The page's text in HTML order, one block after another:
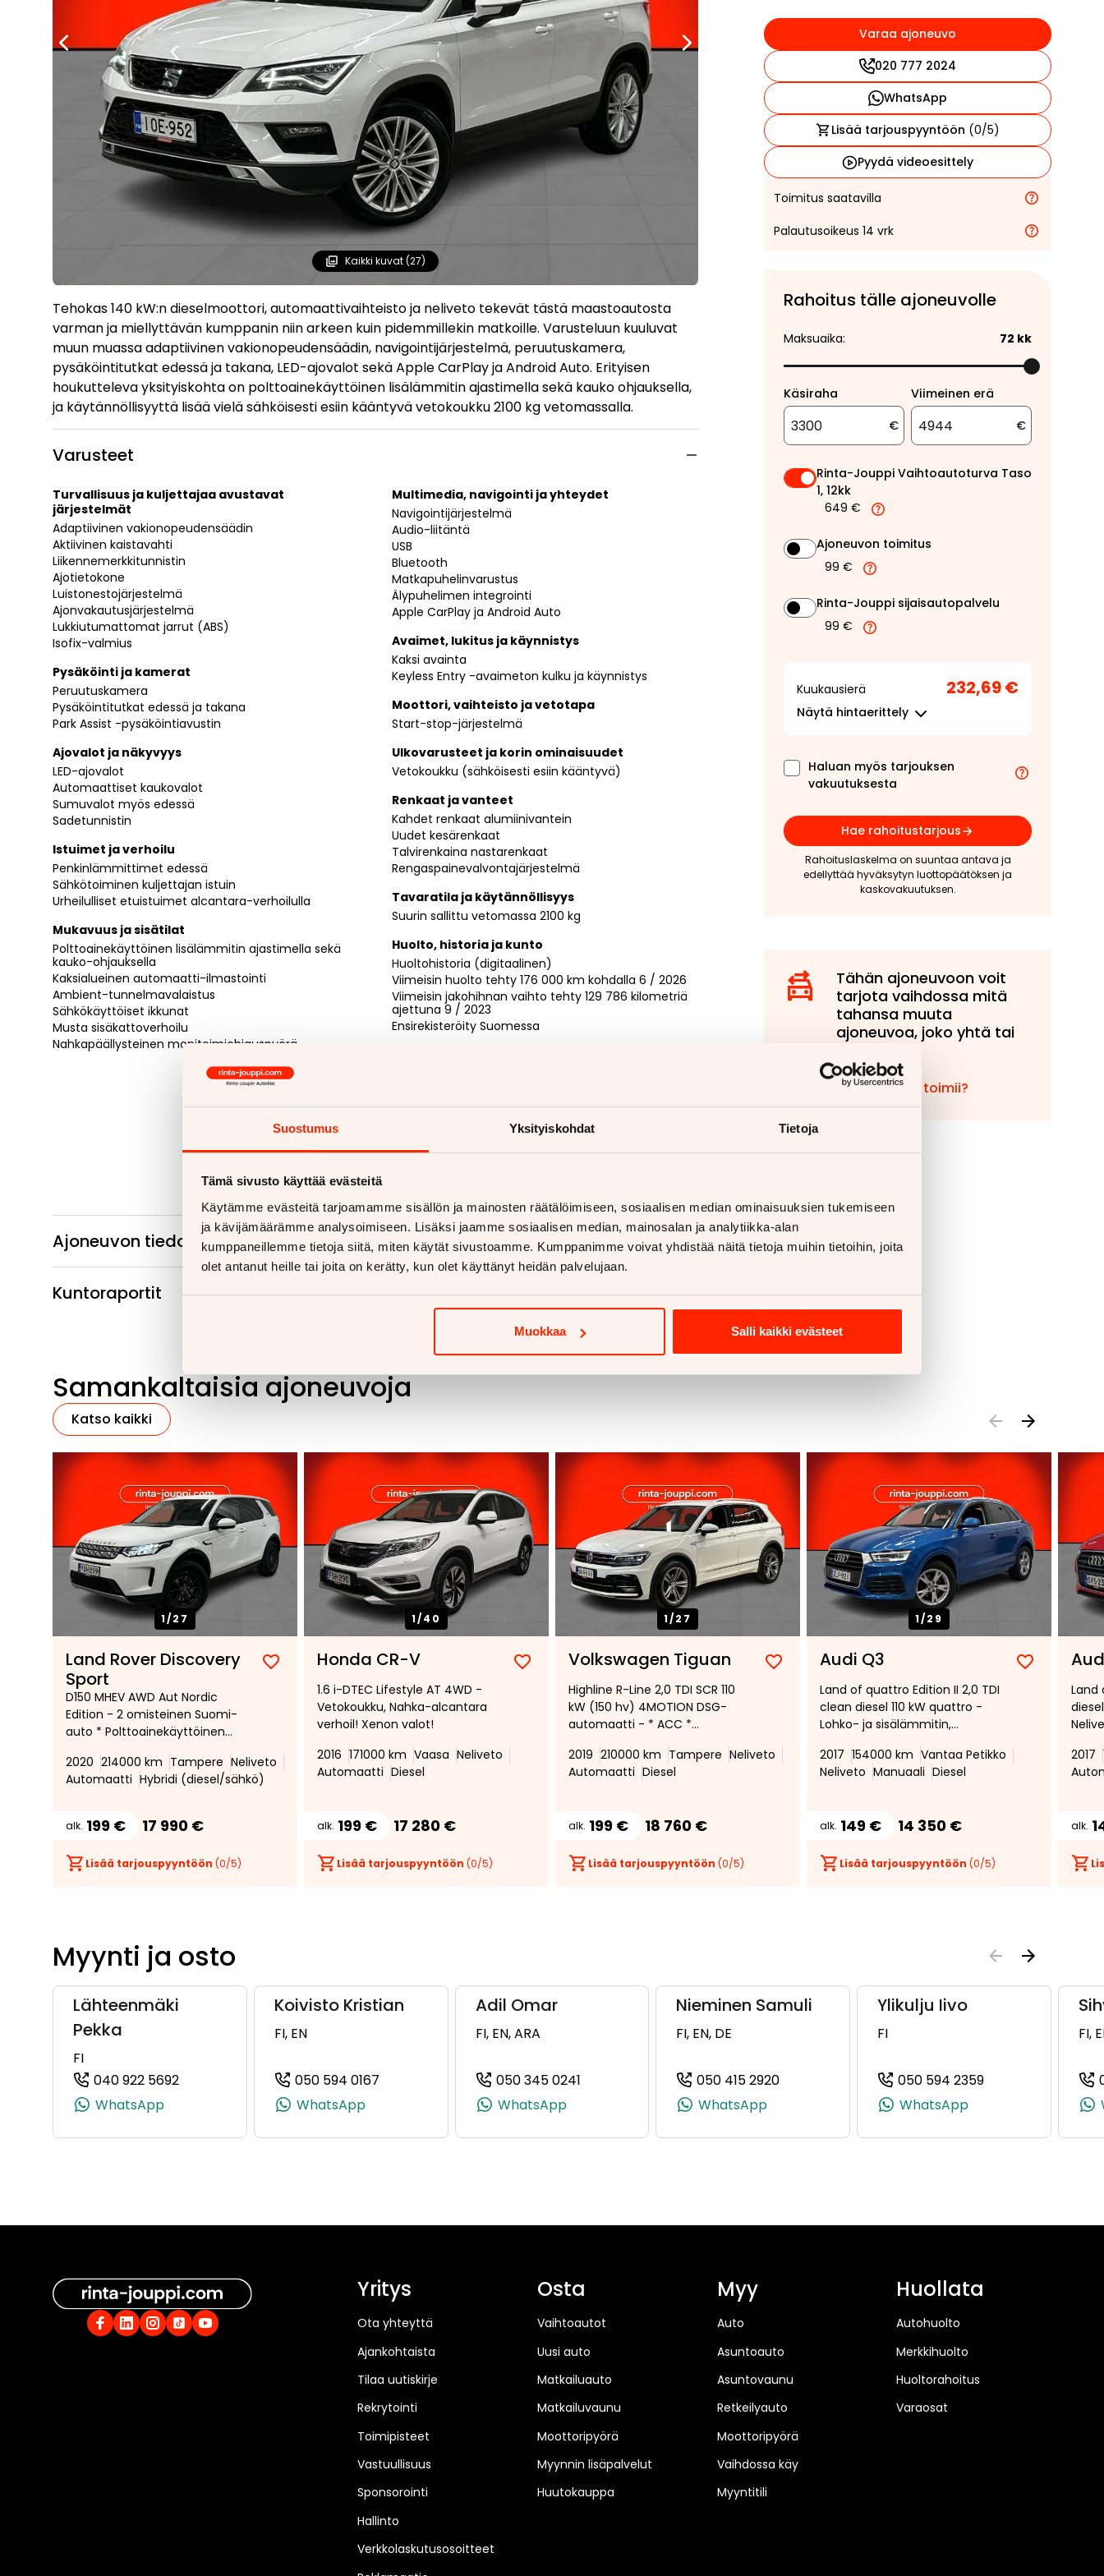
Suostumus Yksityiskohdat Tietoja
Tämä sivusto käyttää evästeitä
Käytämme evästeitä tarjoamamme sisällön ja mainosten räätälöimiseen, sosiaalisen median ominaisuuksien tukemiseen
ja kävijämäärämme analysoimiseen. Lisäksi jaamme sosiaalisen median, mainosalan ja analytiikka-alan
kumppaneillemme tietoja siitä, miten käytät sivustoamme. Kumppanimme voivat yhdistää näitä tietoja muihin tietoihin, joita
olet antanut heille tai joita on kerätty, kun olet käyttänyt heidän palvelujaan.
Muokkaa Salli kaikki evästeet
Kaikki kuvat (27)
Tehokas 140 kW:n dieselmoottori, automaattivaihteisto ja neliveto tekevät tästä maastoautosta
varman ja miellyttävän kumppanin niin arkeen kuin pidemmillekin matkoille. Varusteluun kuuluvat
muun muassa adaptiivinen vakionopeudensäädin, navigointijärjestelmä, peruutuskamera,
pysäköintitutkat edessä ja takana, LED-ajovalot sekä Apple CarPlay ja Android Auto. Erityisen
houkutteleva yksityiskohta on polttoainekäyttöinen lisälämmitin ajastimella sekä kauko ohjauksella,
ja käytännöllisyyttä lisää vielä sähköisesti esiin kääntyvä vetokoukku 2100 kg vetomassalla.
Varusteet
Turvallisuus ja kuljettajaa avustavat
järjestelmät
Adaptiivinen vakionopeudensäädin
Aktiivinen kaistavahti
Liikennemerkkitunnistin
Ajotietokone
Luistonestojärjestelmä
Ajonvakautusjärjestelmä
Lukkiutumattomat jarrut (ABS)
Isofix-valmius
Pysäköinti ja kamerat
Peruutuskamera
Pysäköintitutkat edessä ja takana
Park Assist -pysäköintiavustin
Ajovalot ja näkyvyys
LED-ajovalot
Automaattiset kaukovalot
Sumuvalot myös edessä
Sadetunnistin
Istuimet ja verhoilu
Penkinlämmittimet edessä
Sähkötoiminen kuljettajan istuin
Urheilulliset etuistuimet alcantara-verhoilulla
Mukavuus ja sisätilat
Polttoainekäyttöinen lisälämmitin ajastimella sekä
kauko-ohjauksella
Kaksialueinen automaatti-ilmastointi
Ambient-tunnelmavalaistus
Sähkökäyttöiset ikkunat
Musta sisäkattoverhoilu
Nahkapäällysteinen monitoimiohjauspyörä
Multimedia, navigointi ja yhteydet
Navigointijärjestelmä
Audio-liitäntä
USB
Bluetooth
Matkapuhelinvarustus
Älypuhelimen integrointi
Apple CarPlay ja Android Auto
Avaimet, lukitus ja käynnistys
Kaksi avainta
Keyless Entry -avaimeton kulku ja käynnistys
Moottori, vaihteisto ja vetotapa
Start-stop-järjestelmä
Ulkovarusteet ja korin ominaisuudet
Vetokoukku (sähköisesti esiin kääntyvä)
Renkaat ja vanteet
Kahdet renkaat alumiinivantein
Uudet kesärenkaat
Talvirenkaina nastarenkaat
Rengaspainevalvontajärjestelmä
Tavaratila ja käytännöllisyys
Suurin sallittu vetomassa 2100 kg
Huolto, historia ja kunto
Huoltohistoria (digitaalinen)
Viimeisin huolto tehty 176 000 km kohdalla 6 / 2026
Viimeisin jakohihnan vaihto tehty 129 786 kilometriä
ajettuna 9 / 2023
Ensirekisteröity Suomessa
Myyjän yhteystiedot
Omar Adil
Ajoneuvon tiedot
Kuntoraportit
Varaa ajoneuvo
020 777 2024
WhatsApp
Lisää tarjouspyyntöön (0/5)
Pyydä videoesittely
Toimitus saatavilla
Palautusoikeus 14 vrk
Rahoitus tälle ajoneuvolle
Maksuaika: 72 kk
Käsiraha
€
Viimeinen erä
€
Rinta-Jouppi Vaihtoautoturva Taso
1, 12kk
649 €
Ajoneuvon toimitus
99 €
Rinta-Jouppi sijaisautopalvelu
99 €
Kuukausierä 232,69 €
Näytä hintaerittely
Haluan myös tarjouksen
vakuutuksesta
Hae rahoitustarjous
Rahoituslaskelma on suuntaa antava ja
edellyttää hyväksytyn luottopäätöksen ja
kaskovakuutuksen.
Tähän ajoneuvoon voit
tarjota vaihdossa mitä
tahansa muuta
ajoneuvoa, joko yhtä tai
Miten vaihto toimii?
Samankaltaisia ajoneuvoja
Katso kaikki
1/27
Land Rover Discovery
Sport
Lisää
suosikiksi
Poista
suosikeista
D150 MHEV AWD Aut Nordic
Edition - 2 omisteinen Suomi-
auto * Polttoainekäyttöinen
Vetokoukku * Peruutuskamera *
Navigointijärjestelmä * LED-
käynnistys!
2020 214000 km Tampere Neliveto
Automaatti Hybridi (diesel/sähkö)
alk. 199 € 17 990 €
Lisää tarjouspyyntöön (0/5)
1/40
Honda CR-V
Lisää
suosikiksi
Poista
suosikeista
1.6 i-DTEC Lifestyle AT 4WD -
Vetokoukku, Nahka-alcantara
verhoil! Xenon valot!
2016 171000 km Vaasa Neliveto
Automaatti Diesel
alk. 199 € 17 280 €
Lisää tarjouspyyntöön (0/5)
1/27
Volkswagen Tiguan
Lisää
suosikiksi
Poista
suosikeista
Highline R-Line 2,0 TDI SCR 110
kW (150 hv) 4MOTION DSG-
automaatti - * ACC *
Webasto * Ergo active-
kuljettajanistuin * Vetokoukku *
2019 210000 km Tampere Neliveto
Automaatti Diesel
alk. 199 € 18 760 €
Lisää tarjouspyyntöön (0/5)
1/29
Audi Q3
Lisää
suosikiksi
Poista
Land of quattro Edition II 2,0 TDI
clean diesel 110 kW quattro -
Lohko- ja sisälämmitin,
Navigointi, Tutkat, Bluetooth,
Sporttiratti
2017 154000 km Vantaa Petikko
Neliveto Manuaali Diesel
alk. 149 € 14 350 €
Lisää tarjouspyyntöön (0/5)
Land
2017
alk.
Myynti ja osto
Lähteenmäki
Pekka
FI
040 922 5692
(+358409225692, 0409225692, +358 40 922 5692)
WhatsApp
Koivisto Kristian
FI, EN
050 594 0167
(+358505940167, 0505940167, +358 50 594 0167)
WhatsApp
Adil Omar
FI, EN, ARA
050 345 0241
(+358503450241, 0503450241, +358 50 345 0241)
WhatsApp
Nieminen Samuli
FI, EN, DE
050 415 2920
(+358504152920, 0504152920, +358 50 415 2920)
WhatsApp
Ylikulju Iivo
FI
050 594 2359
WhatsApp
FI,
Yritys
Ota yhteyttä
Ajankohtaista
Tilaa uutiskirje
Rekrytointi
Toimipisteet
Vastuullisuus
Sponsorointi
Hallinto
Verkkolaskutusosoitteet
Osta
Vaihtoautot
Uusi auto
Matkailuauto
Matkailuvaunu
Moottoripyörä
Myynnin lisäpalvelut
Huutokauppa
Myy
Auto
Asuntoauto
Asuntovaunu
Retkeilyauto
Moottoripyörä
Vaihdossa käy
Myyntitili
Huollata
Autohuolto
Merkkihuolto
Huoltorahoitus
Varaosat